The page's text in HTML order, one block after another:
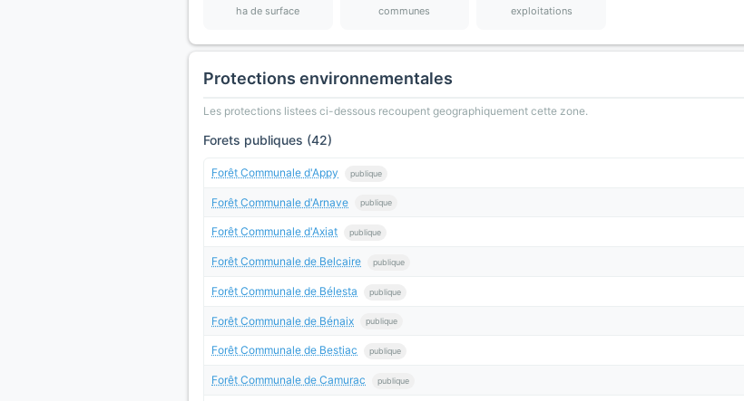
ha de surface communes exploitations
Protections environnementales
Les protections listees ci-dessous recoupent geographiquement cette zone.
Forets publiques (42)
Forêt Communale d'Appy publique
Forêt Communale d'Arnave publique
Forêt Communale d'Axiat publique
Forêt Communale de Belcaire publique
Forêt Communale de Bélesta publique
Forêt Communale de Bénaix publique
Forêt Communale de Bestiac publique
Forêt Communale de Camurac publique